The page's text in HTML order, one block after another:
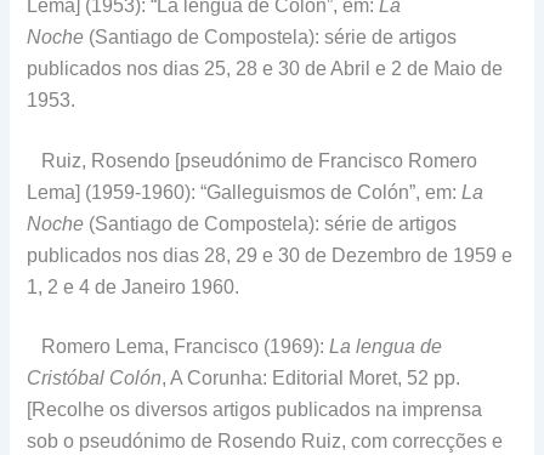
Lema] (1953): “La lengua de Colón”, em:La
Noche (Santiago de Compostela): série de artigos
publicados nos dias 25, 28 e 30 de Abril e 2 de Maio de
1953.
Ruiz, Rosendo [pseudónimo de Francisco Romero
Lema] (1959-1960): “Galleguismos de Colón”, em:La
Noche (Santiago de Compostela): série de artigos
publicados nos dias 28, 29 e 30 de Dezembro de 1959 e
1, 2 e 4 de Janeiro 1960.
Romero Lema, Francisco (1969):La lengua de
Cristóbal Colón, A Corunha: Editorial Moret, 52 pp.
[Recolhe os diversos artigos publicados na imprensa
sob o pseudónimo de Rosendo Ruiz, com correcções e